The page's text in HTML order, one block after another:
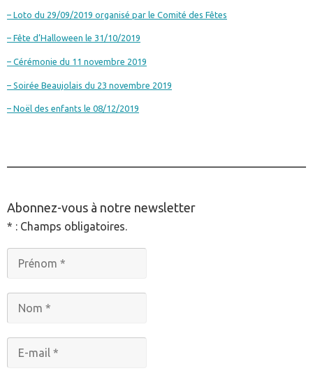
– Loto du 29/09/2019 organisé par le Comité des Fêtes
– Fête d’Halloween le 31/10/2019
– Cérémonie du 11 novembre 2019
– Soirée Beaujolais du 23 novembre 2019
– Noël des enfants le 08/12/2019
Abonnez-vous à notre newsletter
* : Champs obligatoires.